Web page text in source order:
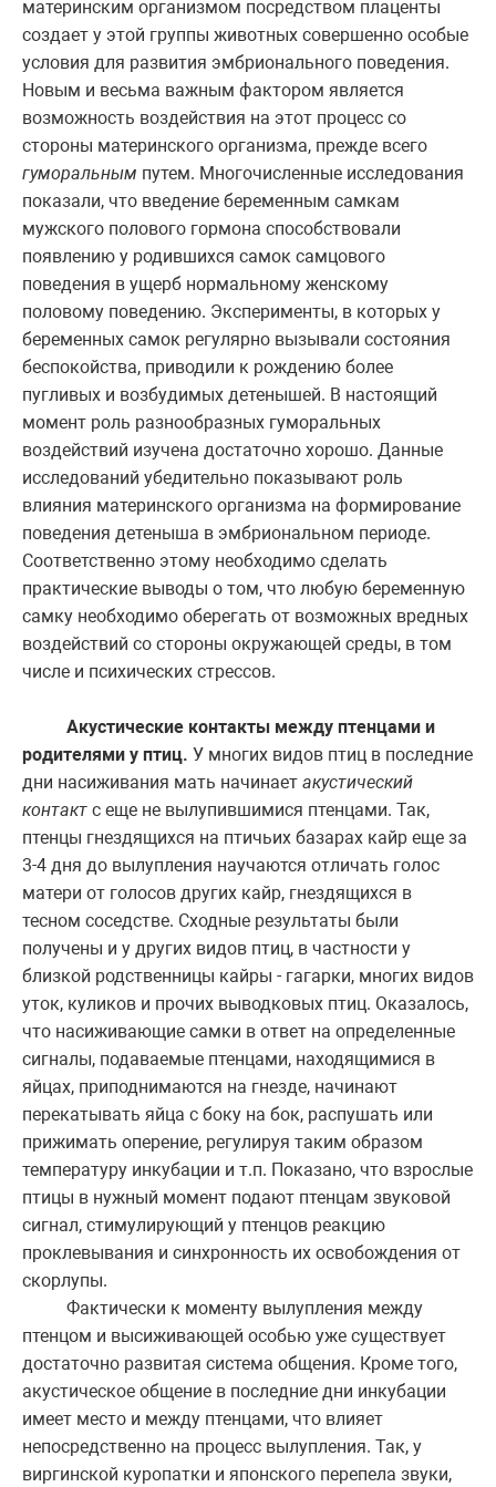
материнским организмом посредством плаценты
создает у этой группы животных совершенно особые
условия для развития эмбрионального поведения.
Новым и весьма важным фактором является
возможность воздействия на этот процесс со
стороны материнского организма, прежде всего
гуморальным путем. Многочисленные исследования
показали, что введение беременным самкам
мужского полового гормона способствовали
появлению у родившихся самок самцового
поведения в ущерб нормальному женскому
половому поведению. Эксперименты, в которых у
беременных самок регулярно вызывали состояния
беспокойства, приводили к рождению более
пугливых и возбудимых детенышей. В настоящий
момент роль разнообразных гуморальных
воздействий изучена достаточно хорошо. Данные
исследований убедительно показывают роль
влияния материнского организма на формирование
поведения детеныша в эмбриональном периоде.
Соответственно этому необходимо сделать
практические выводы о том, что любую беременную
самку необходимо оберегать от возможных вредных
воздействий со стороны окружающей среды, в том
числе и психических стрессов.
Акустические контакты между птенцами и
родителями у птиц. У многих видов птиц в последние
дни насиживания мать начинает акустический
контакт с еще не вылупившимися птенцами. Так,
птенцы гнездящихся на птичьих базарах кайр еще за
3-4 дня до вылупления научаются отличать голос
матери от голосов других кайр, гнездящихся в
тесном соседстве. Сходные результаты были
получены и у других видов птиц, в частности у
близкой родственницы кайры - гагарки, многих видов
уток, куликов и прочих выводковых птиц. Оказалось,
что насиживающие самки в ответ на определенные
сигналы, подаваемые птенцами, находящимися в
яйцах, приподнимаются на гнезде, начинают
перекатывать яйца с боку на бок, распушать или
прижимать оперение, регулируя таким образом
температуру инкубации и т.п. Показано, что взрослые
птицы в нужный момент подают птенцам звуковой
сигнал, стимулирующий у птенцов реакцию
проклевывания и синхронность их освобождения от
скорлупы.
Фактически к моменту вылупления между
птенцом и высиживающей особью уже существует
достаточно развитая система общения. Кроме того,
акустическое общение в последние дни инкубации
имеет место и между птенцами, что влияет
непосредственно на процесс вылупления. Так, у
виргинской куропатки и японского перепела звуки,